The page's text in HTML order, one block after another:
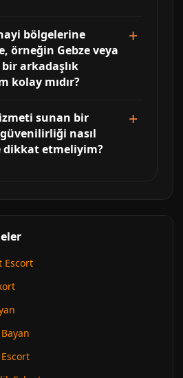
bölgelerine
örneğin Gebze veya
arkadaşlık
kolay mıdır?
sunan bir
nasıl
dikkat etmeliyim?
Escort